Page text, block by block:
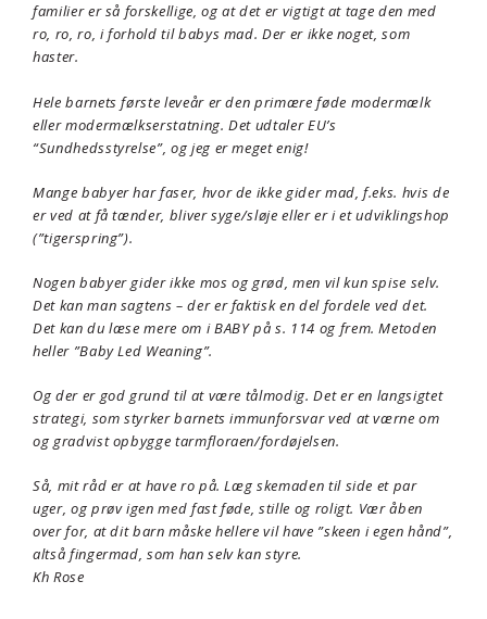
familier er så forskellige, og at det er vigtigt at tage den med
ro, ro, ro, i forhold til babys mad. Der er ikke noget, som
haster.
Hele barnets første leveår er den primære føde modermælk
eller modermælkserstatning. Det udtaler EU’s
“Sundhedsstyrelse”, og jeg er meget enig!
Mange babyer har faser, hvor de ikke gider mad, f.eks. hvis de
er ved at få tænder, bliver syge/sløje eller er i et udviklingshop
(”tigerspring”).
Nogen babyer gider ikke mos og grød, men vil kun spise selv.
Det kan man sagtens – der er faktisk en del fordele ved det.
Det kan du læse mere om i BABY på s. 114 og frem. Metoden
heller ”Baby Led Weaning”.
Og der er god grund til at være tålmodig. Det er en langsigtet
strategi, som styrker barnets immunforsvar ved at værne om
og gradvist opbygge tarmfloraen/fordøjelsen.
Så, mit råd er at have ro på. Læg skemaden til side et par
uger, og prøv igen med fast føde, stille og roligt. Vær åben
over for, at dit barn måske hellere vil have ”skeen i egen hånd”,
altså fingermad, som han selv kan styre.
Kh Rose